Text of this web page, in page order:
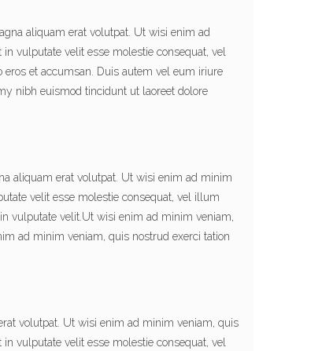
aliquam erat volutpat. Ut wisi enim ad
vulputate velit esse molestie consequat, vel
et accumsan. Duis autem vel eum iriure
nibh euismod tincidunt ut laoreet dolore
aliquam erat volutpat. Ut wisi enim ad minim
velit esse molestie consequat, vel illum
vulputate velit.Ut wisi enim ad minim veniam,
ad minim veniam, quis nostrud exerci tation
volutpat. Ut wisi enim ad minim veniam, quis
vulputate velit esse molestie consequat, vel